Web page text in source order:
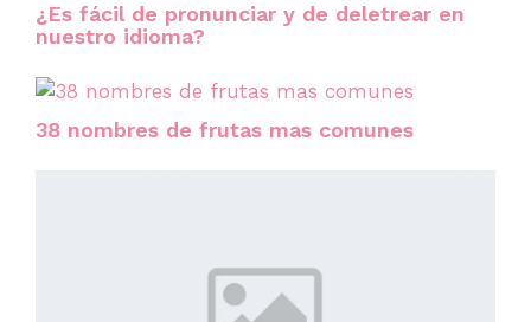
¿Es fácil de pronunciar y de deletrear en
nuestro idioma?
38 nombres de frutas mas comunes